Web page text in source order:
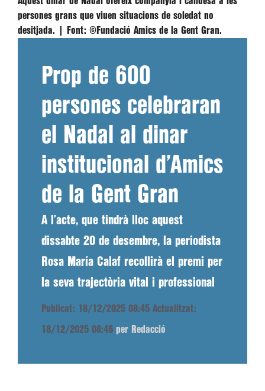
persones grans que viuen situacions de soledat no
desitjada. |
Font: ©Fundació Amics de la Gent Gran.
Prop de 600
persones celebraran
el Nadal al dinar
institucional d’Amics
de la Gent Gran
A l’acte, que tindrà lloc aquest
dissabte 20 de desembre, la periodista
Rosa María Calaf recollirà el premi per
la seva trajectòria vital i professional
Publicat: 18/12/2025 08:45 Actualitzat:
18/12/2025 08:46 per Redacció